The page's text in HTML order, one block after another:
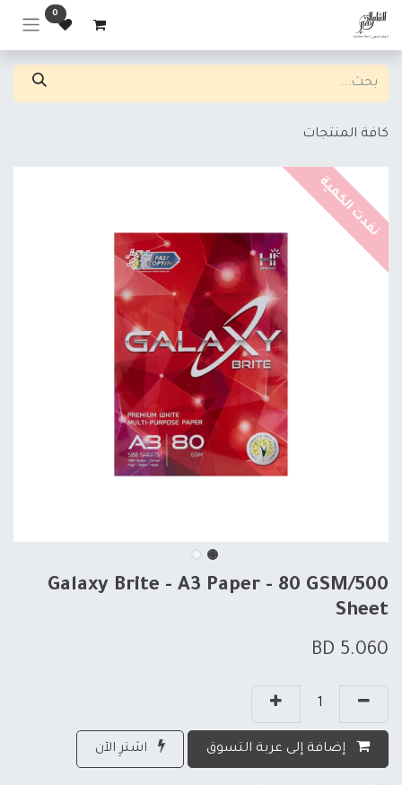
تخطي للذهاب إلى المحتوى 0
كافة المنتجات
نفدت الكمية
Galaxy Brite - A3 Paper - 80 GSM/500
Sheet
5.060
إضافة إلى عربة التسوق اشترِ الآن